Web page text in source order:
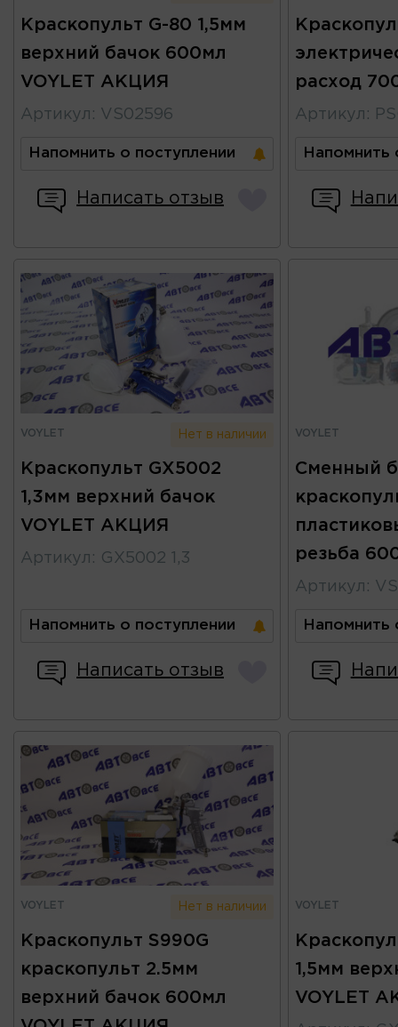
Краскопульт G-80 1,5мм
верхний бачок 600мл
VOYLET АКЦИЯ
Артикул : VS02596
Напомнить о поступлении
Написать отзыв
расход
Артикул :
Напомнить
VOYLET Нет в наличии
Краскопульт GX5002
1,3мм верхний бачок
VOYLET АКЦИЯ
Артикул : GX5002 1,3
Напомнить о поступлении
Написать отзыв
VOYLET
Сменный
резьба
Артикул :
Напомнить
VOYLET Нет в наличии
Краскопульт S990G
краскопульт 2.5мм
верхний бачок 600мл
VOYLET
1,5мм
VOYLET